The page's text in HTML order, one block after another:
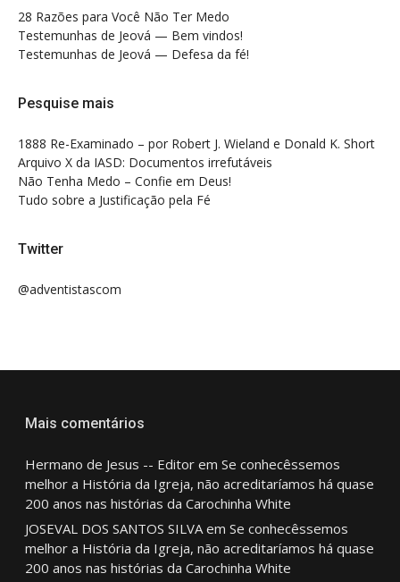
28 Razões para Você Não Ter Medo
Testemunhas de Jeová — Bem vindos!
Testemunhas de Jeová — Defesa da fé!
Pesquise mais
1888 Re-Examinado – por Robert J. Wieland e Donald K. Short
Arquivo X da IASD: Documentos irrefutáveis
Não Tenha Medo – Confie em Deus!
Tudo sobre a Justificação pela Fé
Twitter
@adventistascom
Mais comentários
Hermano de Jesus -- Editorem Se conhecêssemos
melhor a História da Igreja, não acreditaríamos há quase
200 anos nas histórias da Carochinha White
JOSEVAL DOS SANTOS SILVAem Se conhecêssemos
melhor a História da Igreja, não acreditaríamos há quase
200 anos nas histórias da Carochinha White